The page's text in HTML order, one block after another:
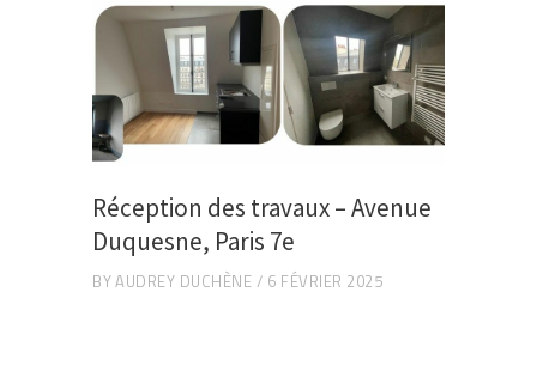
Réception des travaux – Avenue
Duquesne, Paris 7e
BYAUDREY DUCHÈNE 6 FÉVRIER 2025